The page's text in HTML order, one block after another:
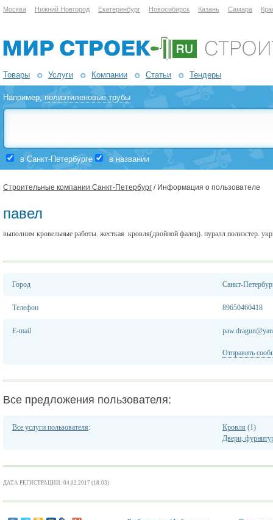
Москва Нижний Новгород Екатеринбург Новосибирск Казань Самара
Товары Услуги Компании Статьи Тендеры
Например,полиэтиленовые трубы
в Санкт-Петербурге в названии
Строительные компании Санкт-Петербург / Информация о пользователе
павел
выполним кровельные работы. жесткая кровля(двойной фалец). пуралл полиэстер.
Город Санкт-
Телефон 89650460418
E-mail
Отправить
Все предложения пользователя:
Все услуги пользователя: Кровля (1)
Двери,
ДАТА РЕГИСТРАЦИИ: 04.02.2017 (18:03)